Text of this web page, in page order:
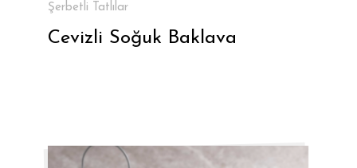
Şerbetli Tatlılar
Cevizli Soğuk Baklava